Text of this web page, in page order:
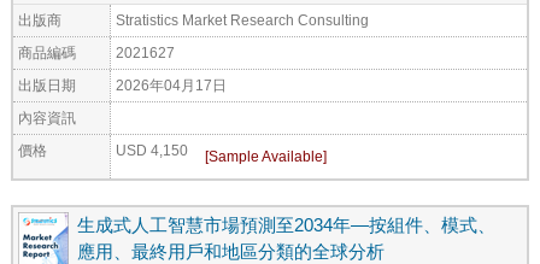
出版商 Stratistics Market Research Consulting
商品編碼 2021627
出版日期 2026年04月17日
內容資訊
價格 USD 4,150
生成式人工智慧市場預測至2034年—按組件、模式、
應用、最終用戶和地區分類的全球分析